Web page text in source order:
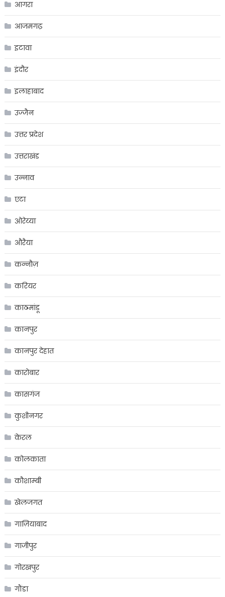
आगरा
आजमगढ़
इटावा
इंदौर
इलाहाबाद
उज्जैन
उत्तर प्रदेश
उत्तराखंड
उन्नाव
एटा
ओरेय्या
औरैया
कन्नौज़
करियर
काठमांडू
कानपुर
कानपुर देहात
कारोबार
कासगंज
कुशीनगर
केरल
कोलकाता
कौशाम्बी
खेलजगत
गाज़ियाबाद
गाजीपुर
गोरखपुर
गौंडा